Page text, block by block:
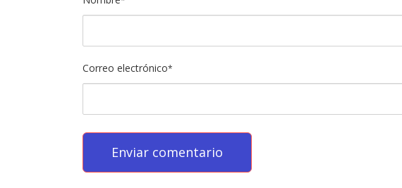
Correo electrónico*